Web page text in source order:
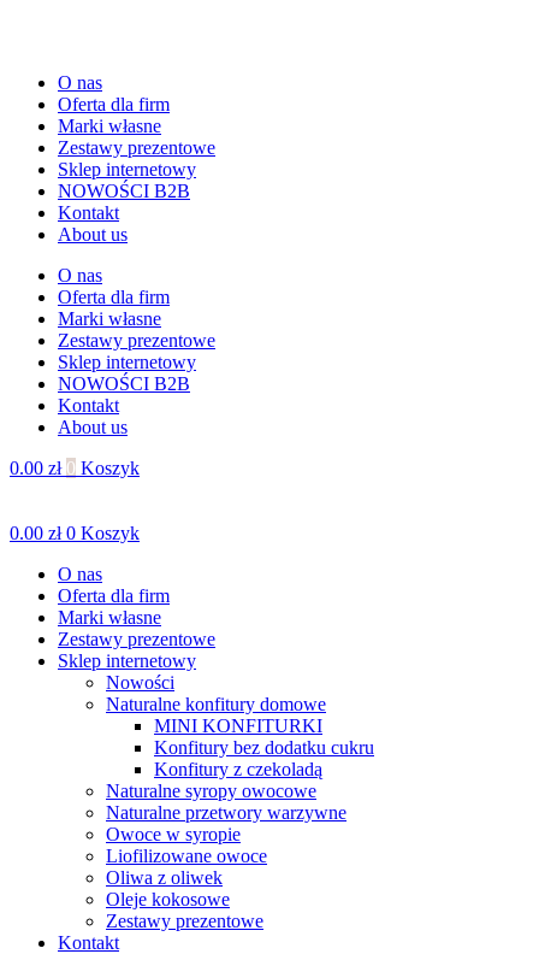
O nas
Oferta dla firm
Marki własne
Zestawy prezentowe
Sklep internetowy
NOWOŚCI B2B
Kontakt
About us
O nas
Oferta dla firm
Marki własne
Zestawy prezentowe
Sklep internetowy
NOWOŚCI B2B
Kontakt
About us
0.00 zł 0 Koszyk
0.00 zł 0 Koszyk
O nas
Oferta dla firm
Marki własne
Zestawy prezentowe
Sklep internetowy
Nowości
Naturalne konfitury domowe
MINI KONFITURKI
Konfitury bez dodatku cukru
Konfitury z czekoladą
Naturalne syropy owocowe
Naturalne przetwory warzywne
Owoce w syropie
Liofilizowane owoce
Oliwa z oliwek
Oleje kokosowe
Zestawy prezentowe
Kontakt